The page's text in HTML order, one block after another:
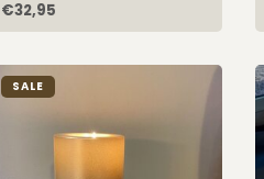
€32,95
SALE